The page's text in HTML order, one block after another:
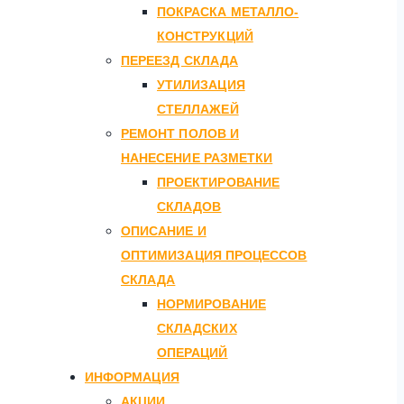
ПОКРАСКА МЕТАЛЛО-
КОНСТРУКЦИЙ
ПЕРЕЕЗД СКЛАДА
УТИЛИЗАЦИЯ
СТЕЛЛАЖЕЙ
РЕМОНТ ПОЛОВ И
НАНЕСЕНИЕ РАЗМЕТКИ
ПРОЕКТИРОВАНИЕ
СКЛАДОВ
ОПИСАНИЕ И
ОПТИМИЗАЦИЯ ПРОЦЕССОВ
СКЛАДА
НОРМИРОВАНИЕ
СКЛАДСКИХ
ОПЕРАЦИЙ
ИНФОРМАЦИЯ
АКЦИИ